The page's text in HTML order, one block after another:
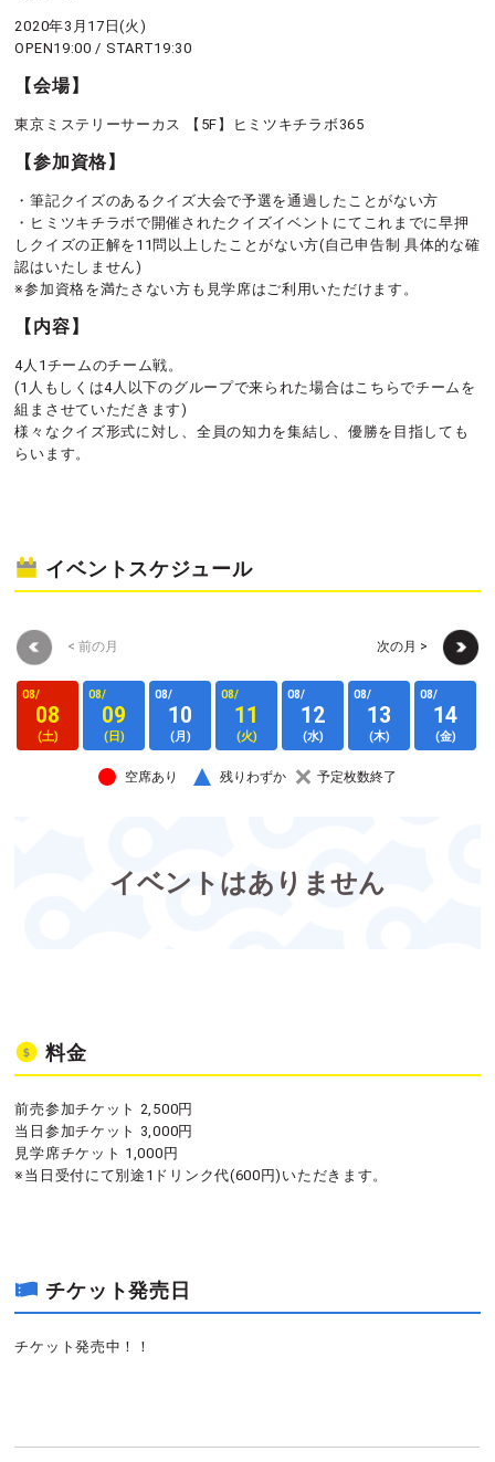
2020年3月17日(火)
OPEN19:00 / START19:30
【会場】
東京ミステリーサーカス 【5F】ヒミツキチラボ365
【参加資格】
・筆記クイズのあるクイズ大会で予選を通過したことがない方
・ヒミツキチラボで開催されたクイズイベントにてこれまでに早押
しクイズの正解を11問以上したことがない方(自己申告制 具体的な確
認はいたしません)
※参加資格を満たさない方も見学席はご利用いただけます。
【内容】
4人1チームのチーム戦。
(1人もしくは4人以下のグループで来られた場合はこちらでチームを
組まさせていただきます)
様々なクイズ形式に対し、全員の知力を集結し、優勝を目指しても
らいます。
イベントスケジュール
< 前の月 次の月 >
08/
08
(土)
08/
09
(日)
08/
10
(月)
08/
11
(火)
08/
12
(水)
08/
13
(木)
08/
14
(金)
空席あり 残りわずか 予定枚数終了
イベントはありません
料金
前売参加チケット 2,500円
当日参加チケット 3,000円
見学席チケット 1,000円
※当日受付にて別途1ドリンク代(600円)いただきます。
チケット発売日
チケット発売中！！